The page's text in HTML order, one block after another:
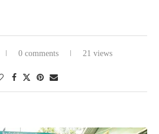
0 comments 21 views